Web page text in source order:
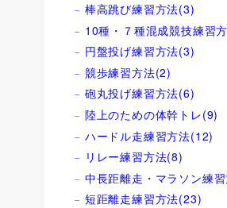
棒高跳び練習方法(3)
10種・７種混成競技練習
円盤投げ練習方法(3)
競歩練習方法(2)
砲丸投げ練習方法(6)
陸上のための体幹トレ(9)
ハードル走練習方法(12)
リレー練習方法(8)
中長距離走・マラソン練
短距離走練習方法(23)